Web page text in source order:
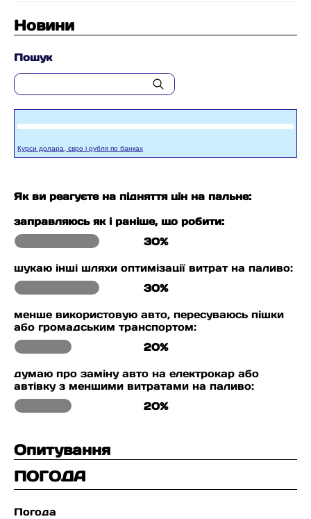
Новини
Пошук
Курси долара, євро і рубля по банках
Як ви реагуєте на підняття цін на пальне:
заправляюсь як і раніше, що робити:
30%
шукаю інші шляхи оптимізації витрат на паливо:
30%
менше використовую авто, пересуваюсь пішки
або громадським транспортом:
20%
думаю про заміну авто на електрокар або
автівку з меншими витратами на паливо:
20%
Опитування
ПОГОДА
Погода